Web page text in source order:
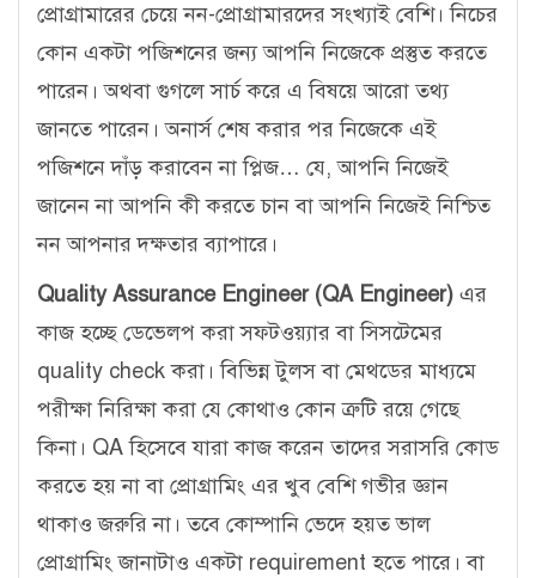
প্রোগ্রামারের চেয়ে নন-প্রোগ্রামারদের সংখ্যাই বেশি। নিচের
কোন একটা পজিশনের জন্য আপনি নিজেকে প্রস্তুত করতে
পারেন। অথবা গুগলে সার্চ করে এ বিষয়ে আরো তথ্য
জানতে পারেন। অনার্স শেষ করার পর নিজেকে এই
পজিশনে দাঁড় করাবেন না প্লিজ… যে, আপনি নিজেই
জানেন না আপনি কী করতে চান বা আপনি নিজেই নিশ্চিত
নন আপনার দক্ষতার ব্যাপারে।
Quality Assurance Engineer (QA Engineer) এর
কাজ হচ্ছে ডেভেলপ করা সফটওয়্যার বা সিসটেমের
quality check করা। বিভিন্ন টুলস বা মেথডের মাধ্যমে
পরীক্ষা নিরিক্ষা করা যে কোথাও কোন ত্রুটি রয়ে গেছে
কিনা। QA হিসেবে যারা কাজ করেন তাদের সরাসরি কোড
করতে হয় না বা প্রোগ্রামিং এর খুব বেশি গভীর জ্ঞান
থাকাও জরুরি না। তবে কোম্পানি ভেদে হয়ত ভাল
প্রোগ্রামিং জানাটাও একটা requirement হতে পারে। বা